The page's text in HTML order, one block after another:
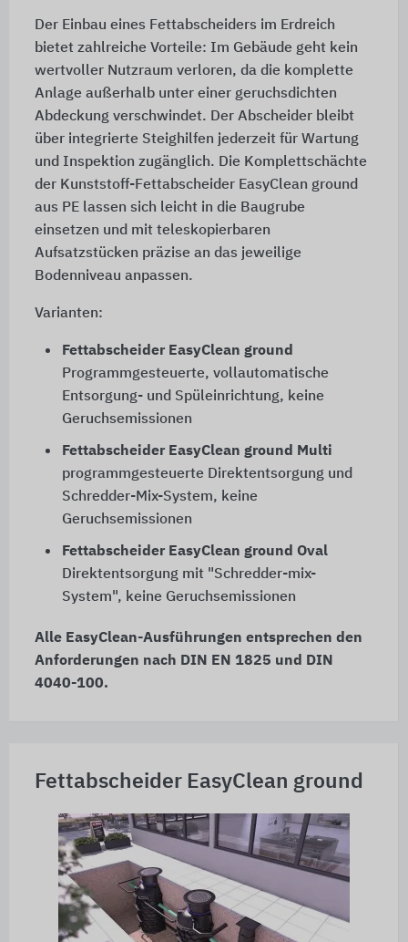
Der Einbau eines Fettabscheiders im Erdreich
bietet zahlreiche Vorteile: Im Gebäude geht kein
wertvoller Nutzraum verloren, da die komplette
Anlage außerhalb unter einer geruchsdichten
Abdeckung verschwindet. Der Abscheider bleibt
über integrierte Steighilfen jederzeit für Wartung
und Inspektion zugänglich. Die Komplettschächte
der Kunststoff-Fettabscheider EasyClean ground
aus PE lassen sich leicht in die Baugrube
einsetzen und mit teleskopierbaren
Aufsatzstücken präzise an das jeweilige
Bodenniveau anpassen.
Varianten:
Fettabscheider EasyClean ground
Programmgesteuerte, vollautomatische
Entsorgung- und Spüleinrichtung, keine
Geruchsemissionen
Fettabscheider EasyClean ground Multi
programmgesteuerte Direktentsorgung und
Schredder-Mix-System, keine
Geruchsemissionen
Fettabscheider EasyClean ground Oval
Direktentsorgung mit "Schredder-mix-
System", keine Geruchsemissionen
Alle EasyClean-Ausführungen entsprechen den
Anforderungen nach DIN EN 1825 und DIN
4040-100.
Fettabscheider EasyClean ground